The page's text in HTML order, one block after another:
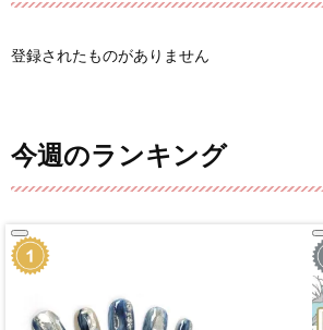
登録されたものがありません
今週のランキング